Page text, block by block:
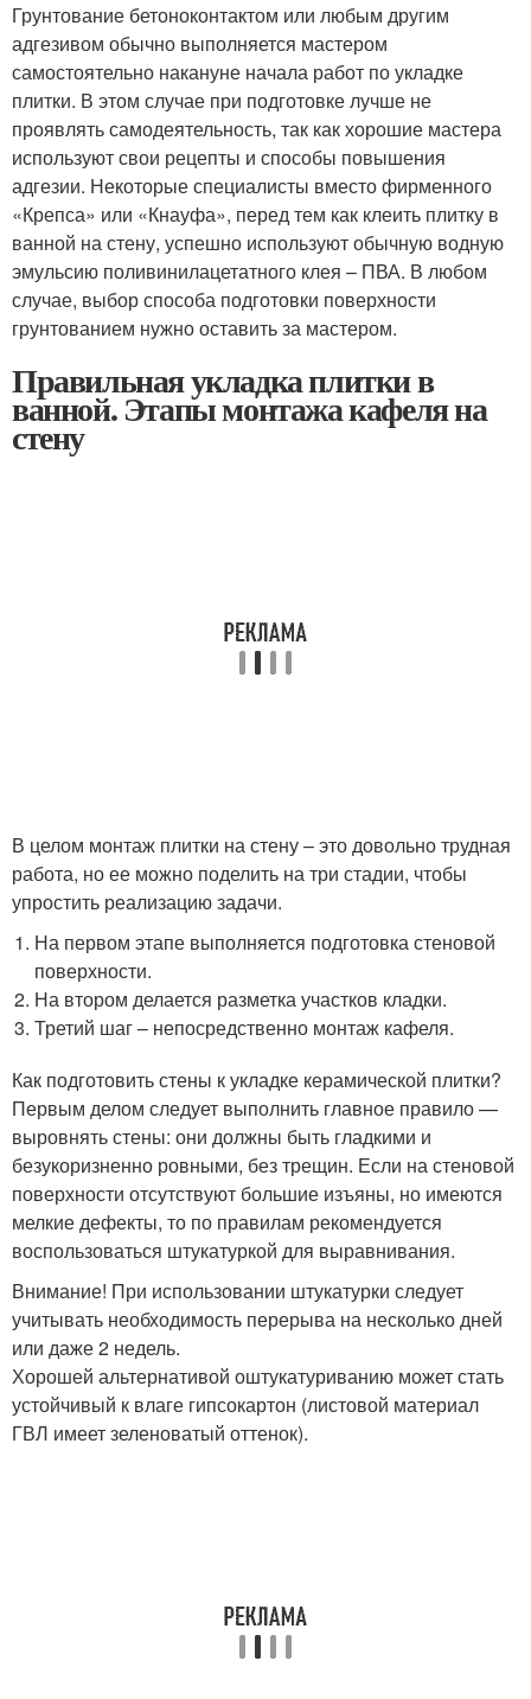
Грунтование бетоноконтактом или любым другим
адгезивом обычно выполняется мастером
самостоятельно накануне начала работ по укладке
плитки. В этом случае при подготовке лучше не
проявлять самодеятельность, так как хорошие мастера
используют свои рецепты и способы повышения
адгезии. Некоторые специалисты вместо фирменного
«Крепса» или «Кнауфа», перед тем как клеить плитку в
ванной на стену, успешно используют обычную водную
эмульсию поливинилацетатного клея – ПВА. В любом
случае, выбор способа подготовки поверхности
грунтованием нужно оставить за мастером.
Правильная укладка плитки в
ванной. Этапы монтажа кафеля на
стену
В целом монтаж плитки на стену – это довольно трудная
работа, но ее можно поделить на три стадии, чтобы
упростить реализацию задачи.
На первом этапе выполняется подготовка стеновой
поверхности.
На втором делается разметка участков кладки.
Третий шаг – непосредственно монтаж кафеля.
Как подготовить стены к укладке керамической плитки?
Первым делом следует выполнить главное правило —
выровнять стены: они должны быть гладкими и
безукоризненно ровными, без трещин. Если на стеновой
поверхности отсутствуют большие изъяны, но имеются
мелкие дефекты, то по правилам рекомендуется
воспользоваться штукатуркой для выравнивания.
Внимание! При использовании штукатурки следует
учитывать необходимость перерыва на несколько дней
или даже 2 недель.
Хорошей альтернативой оштукатуриванию может стать
устойчивый к влаге гипсокартон (листовой материал
ГВЛ имеет зеленоватый оттенок).